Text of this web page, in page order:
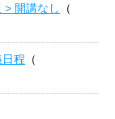
> 開講なし
（
程 （